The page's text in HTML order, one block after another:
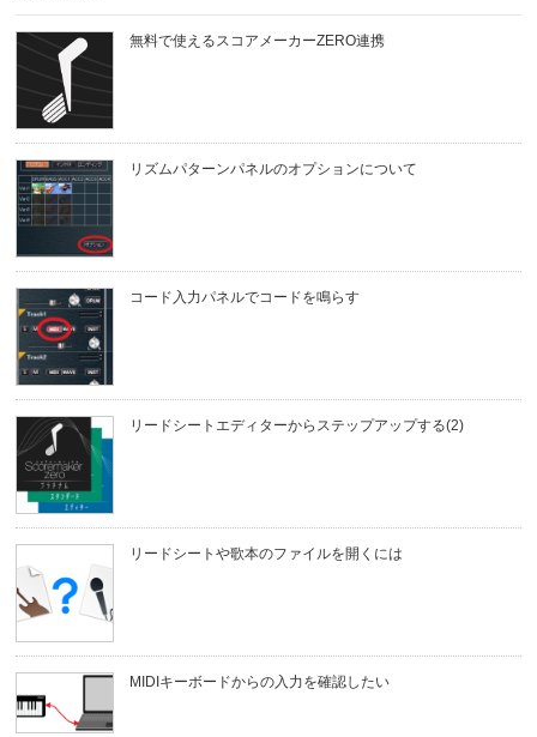
無料で使えるスコアメーカーZERO連携
リズムパターンパネルのオプションについて
コード入力パネルでコードを鳴らす
リードシートエディターからステップアップする(2)
リードシートや歌本のファイルを開くには
MIDIキーボードからの入力を確認したい